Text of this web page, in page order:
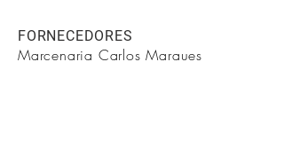
FORNECEDORES
Marcenaria Carlos Marques